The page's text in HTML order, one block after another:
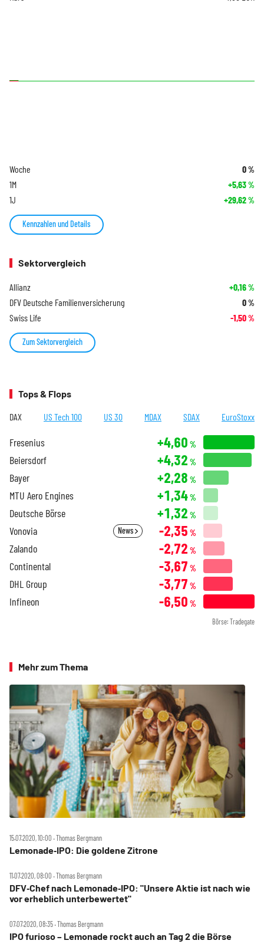
Woche 0%
1M +5,63%
1J +29,62%
Kennzahlen und Details
Sektorvergleich
Allianz +0,16%
DFV Deutsche Familienversicherung 0%
Swiss Life -1,50%
Zum Sektorvergleich
Tops & Flops
DAX US Tech 100 US 30 MDAX SDAX EuroStoxx
Fresenius +4,60 %
Beiersdorf +4,32 %
Bayer +2,28 %
MTU Aero Engines +1,34%
Deutsche Börse +1,32 %
Vonovia News -2,35 %
Zalando -2,72 %
Continental -3,67 %
DHL Group -3,77 %
Infineon -6,50 %
Börse: Tradegate
Mehr zum Thema
15.07.2020, 10:00 ‧ Thomas Bergmann
Lemonade‑IPO: Die goldene Zitrone
11.07.2020, 08:00 ‧ Thomas Bergmann
DFV‑Chef nach Lemonade‑IPO: "Unsere Aktie ist nach wie
vor erheblich unterbewertet"
07.07.2020, 08:35 ‧ Thomas Bergmann
IPO furioso – Lemonade rockt auch an Tag 2 die Börse